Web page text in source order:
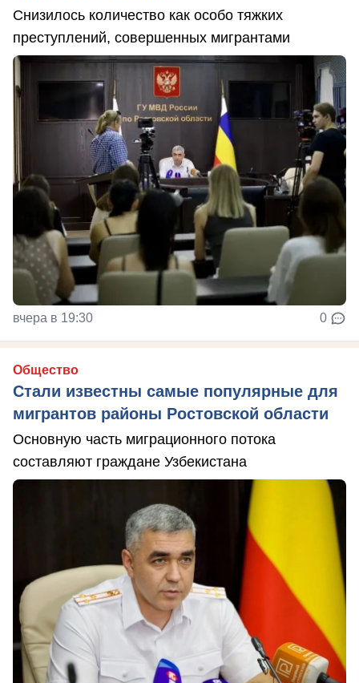
Снизилось количество как особо тяжких
преступлений, совершенных мигрантами
вчера в 19:30 0
Общество
Стали известны самые популярные для
мигрантов районы Ростовской области
Основную часть миграционного потока
составляют граждане Узбекистана